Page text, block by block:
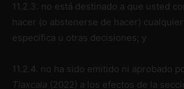
11.2.3. no está destinado a que usted
hacer (o abstenerse de hacer)
específica u otras decisiones; y
11.2.4. no ha sido emitido ni aprobado
Tlaxcala (2022) a los efectos de la